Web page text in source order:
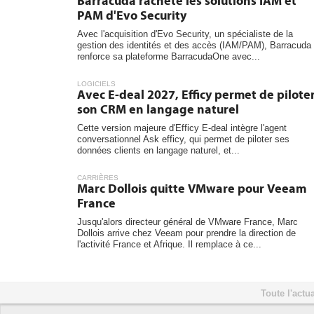
PAM d'Evo Security
Avec l'acquisition d'Evo Security, un spécialiste de la
gestion des identités et des accès (IAM/PAM), Barracuda
renforce sa plateforme BarracudaOne avec...
LOGICIELS
Avec E-deal 2027, Efficy permet de
son CRM en langage naturel
Cette version majeure d'Efficy E-deal intègre l'agent
conversationnel Ask efficy, qui permet de piloter ses
données clients en langage naturel, et...
CARRIÈRES
Marc Dollois quitte VMware pour Veeam
France
Jusqu'alors directeur général de VMware France, Marc
Dollois arrive chez Veeam pour prendre la direction de
l'activité France et Afrique. Il remplace à ce...
Toute